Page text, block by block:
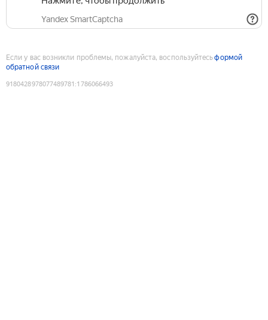
Yandex SmartCaptcha
Если у вас возникли проблемы, пожалуйста, воспользуйтесьформой
обратной связи
9180428978077489781 :1786066493